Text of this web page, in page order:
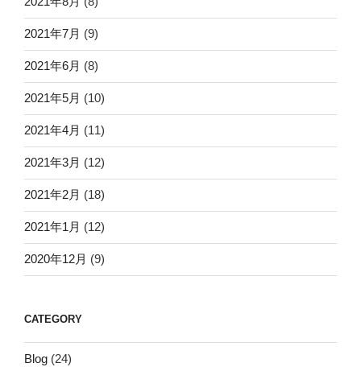
2021年7月 (9)
2021年6月 (8)
2021年5月 (10)
2021年4月 (11)
2021年3月 (12)
2021年2月 (18)
2021年1月 (12)
2020年12月 (9)
CATEGORY
Blog (24)